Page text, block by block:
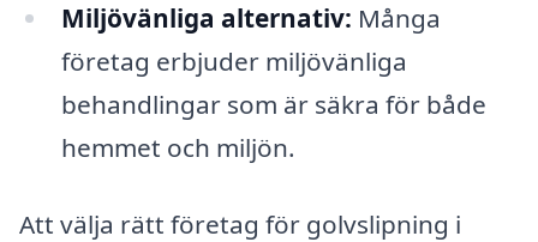
Miljövänliga alternativ: Många
företag erbjuder miljövänliga
behandlingar som är säkra för både
hemmet och miljön.
Att välja rätt företag för golvslipning i